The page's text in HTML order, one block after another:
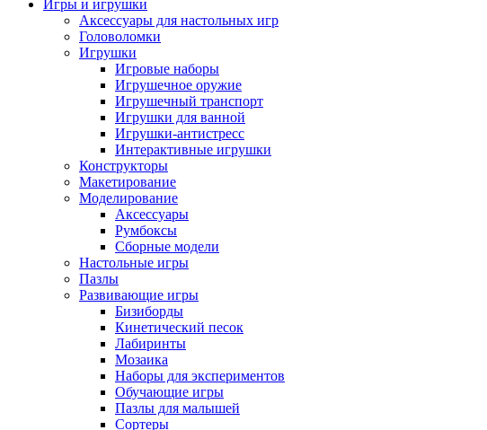
Игры и игрушки
Аксессуары для настольных игр
Головоломки
Игрушки
Игровые наборы
Игрушечное оружие
Игрушечный транспорт
Игрушки для ванной
Игрушки-антистресс
Интерактивные игрушки
Конструкторы
Макетирование
Моделирование
Аксессуары
Румбоксы
Сборные модели
Настольные игры
Пазлы
Развивающие игры
Бизиборды
Кинетический песок
Лабиринты
Мозаика
Наборы для экспериментов
Обучающие игры
Пазлы для малышей
Сортеры